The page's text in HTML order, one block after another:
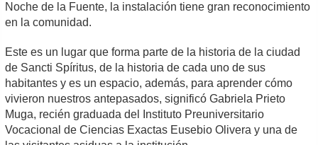
Noche de la Fuente, la instalación tiene gran reconocimiento
en la comunidad.
Este es un lugar que forma parte de la historia de la ciudad
de Sancti Spíritus, de la historia de cada uno de sus
habitantes y es un espacio, además, para aprender cómo
vivieron nuestros antepasados, significó Gabriela Prieto
Muga, recién graduada del Instituto Preuniversitario
Vocacional de Ciencias Exactas Eusebio Olivera y una de